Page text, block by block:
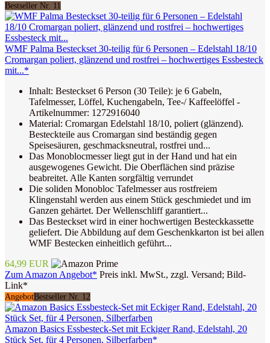
Bestseller Nr. 11
WMF Palma Besteckset 30-teilig für 6 Personen – Edelstahl 18/10
Cromargan poliert, glänzend und rostfrei – hochwertiges Essbesteck
mit...*
Inhalt: Besteckset 6 Person (30 Teile): je 6 Gabeln,
Tafelmesser, Löffel, Kuchengabeln, Tee-/ Kaffeelöffel -
Artikelnummer: 1272916040
Material: Cromargan Edelstahl 18/10, poliert (glänzend).
Besteckteile aus Cromargan sind beständig gegen
Speisesäuren, geschmacksneutral, rostfrei und...
Das Monoblocmesser liegt gut in der Hand und hat ein
ausgewogenes Gewicht. Die Oberflächen sind präzise
beabreitet. Alle Kanten sorgfältig verrundet
Die soliden Monobloc Tafelmesser aus rostfreiem
Klingenstahl werden aus einem Stück geschmiedet und im
Ganzen gehärtet. Der Wellenschliff garantiert...
Das Besteckset wird in einer hochwertigen Besteckkassette
geliefert. Die Abbildung auf dem Geschenkkarton ist bei allen
WMF Bestecken einheitlich geführt...
64,99 EUR
Zum Amazon Angebot* Preis inkl. MwSt., zzgl. Versand; Bild-
Link*
AngebotBestseller Nr. 12
Amazon Basics Essbesteck-Set mit Eckiger Rand, Edelstahl, 20
Stück Set, für 4 Personen, Silberfarben*